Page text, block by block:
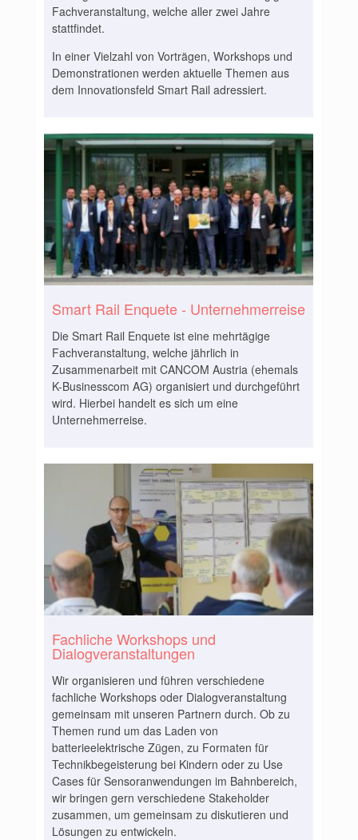
Fachveranstaltung, welche aller zwei Jahre
stattfindet.
In einer Vielzahl von Vorträgen, Workshops und
Demonstrationen werden aktuelle Themen aus
dem Innovationsfeld Smart Rail adressiert.
Smart Rail Enquete - Unternehmerreise
Die Smart Rail Enquete ist eine mehrtägige
Fachveranstaltung, welche jährlich in
Zusammenarbeit mit CANCOM Austria (ehemals
K-Businesscom AG) organisiert und durchgeführt
wird. Hierbei handelt es sich um eine
Unternehmerreise.
Fachliche Workshops und
Dialogveranstaltungen
Wir organisieren und führen verschiedene
fachliche Workshops oder Dialogveranstaltung
gemeinsam mit unseren Partnern durch. Ob zu
Themen rund um das Laden von
batterieelektrische Zügen, zu Formaten für
Technikbegeisterung bei Kindern oder zu Use
Cases für Sensoranwendungen im Bahnbereich,
wir bringen gern verschiedene Stakeholder
zusammen, um gemeinsam zu diskutieren und
Lösungen zu entwickeln.